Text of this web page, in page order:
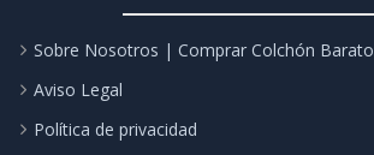
Sobre Nosotros | Comprar Colchón Barato
Aviso Legal
Política de privacidad